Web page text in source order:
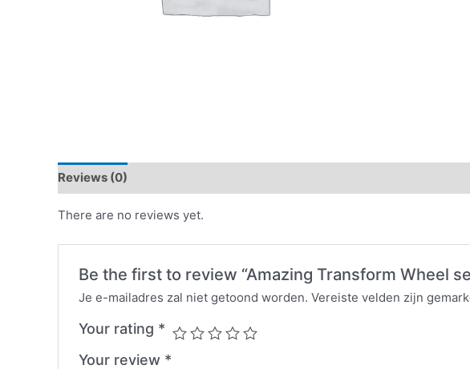
Reviews (0)
There are no reviews yet.
Be the first to review “Amazing Transform Wheel
Je e-mailadres zal niet getoond worden. Vereiste velden zijn
Your rating *
Your review *